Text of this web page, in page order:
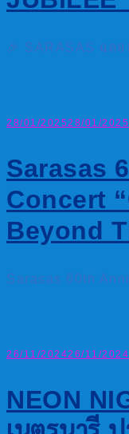
🎉 SARASAS ฉล
28/01/202528/01/2025
Sarasas
Concert
Beyond
Sarasas 60th
26/11/202426/11/2024
NEON